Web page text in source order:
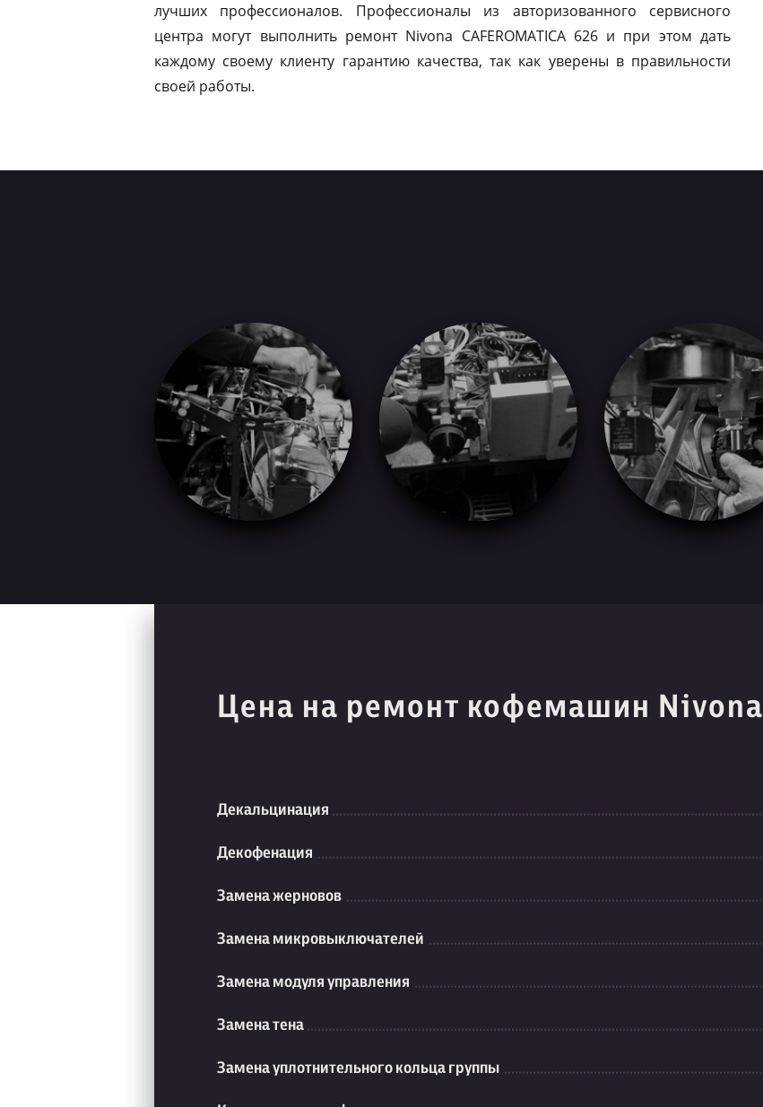
лучших профессионалов. Профессионалы из авторизованного сервисного
центра могут выполнить ремонт Nivona CAFEROMATICA 626 и при этом дать
каждому своему клиенту гарантию качества, так как уверены в правильности
своей работы.
Цена на ремонт кофемашин Nivona
Декальцинация
Декофенация
Замена жерновов
Замена микровыключателей
Замена модуля управления
Замена тена
Замена уплотнительного кольца группы